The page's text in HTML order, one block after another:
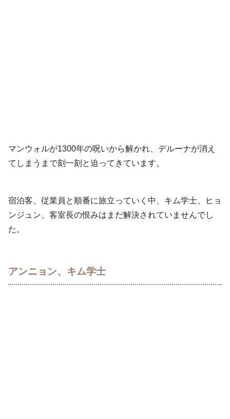
マンウォルが1300年の呪いから解かれ、デルーナが消え
てしまうまで刻一刻と迫ってきています。
宿泊客、従業員と順番に旅立っていく中、キム学士、ヒョ
ンジュン、客室長の恨みはまだ解決されていませんでし
た。
アンニョン、キム学士